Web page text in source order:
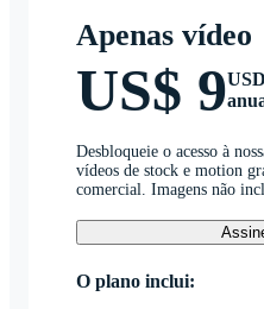
Apenas vídeo
US$ 9
Desbloqueie o acesso à
vídeos de stock e motion
comercial. Imagens não
O plano inclui: